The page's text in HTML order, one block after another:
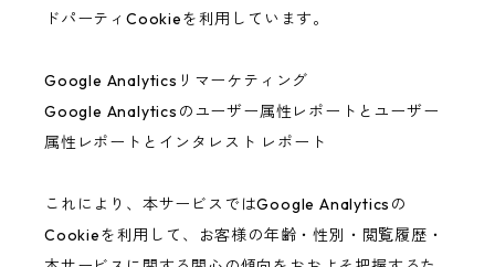
ドパーティCookieを利用しています。
Google Analyticsリマーケティング
Google Analyticsのユーザー属性レポートとユーザー
属性レポートとインタレスト レポート
これにより、本サービスではGoogle Analyticsの
Cookieを利用して、お客様の年齢・性別・閲覧履歴・